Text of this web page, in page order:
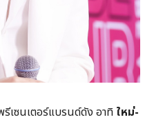
รีเซนเตอร์แบรนด์ดัง อาทิ ใหม่-